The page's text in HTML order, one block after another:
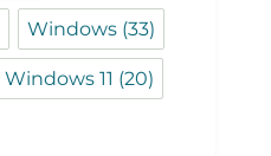
Windows (33)
Windows 11 (20)